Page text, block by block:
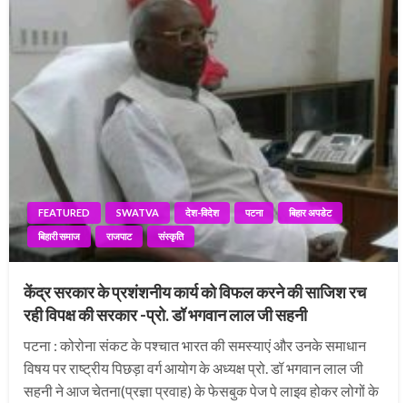
FEATURED SWATVA देश-विदेश पटना
बिहार अपडेट
बिहारी समाज
राजपाट संस्कृति
केंद्र सरकार के प्रशंशनीय कार्य को विफल करने की साजिश रच
रही विपक्ष की सरकार -प्रो. डॉ भगवान लाल जी सहनी
पटना : कोरोना संकट के पश्चात भारत की समस्याएं और उनके समाधान
विषय पर राष्ट्रीय पिछड़ा वर्ग आयोग के अध्यक्ष प्रो. डॉ भगवान लाल जी
सहनी ने आज चेतना(प्रज्ञा प्रवाह) के फेसबुक पेज पे लाइव होकर लोगों के